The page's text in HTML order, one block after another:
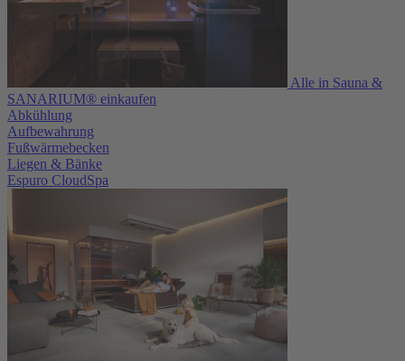
Alle in Sauna &
SANARIUM® einkaufen
Abkühlung
Aufbewahrung
Fußwärmebecken
Liegen & Bänke
Espuro CloudSpa